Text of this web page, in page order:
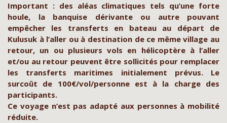
Important : des aléas climatiques tels qu’une forte
houle, la banquise dérivante ou autre pouvant
empêcher les transferts en bateau au départ de
Kulusuk à l’aller ou à destination de ce même village au
retour, un ou plusieurs vols en hélicoptère à l’aller
et/ou au retour peuvent être sollicités pour remplacer
les transferts maritimes initialement prévus. Le
surcoût de 100€/vol/personne est à la charge des
participants.
Ce voyage n’est pas adapté aux personnes à mobilité
réduite.